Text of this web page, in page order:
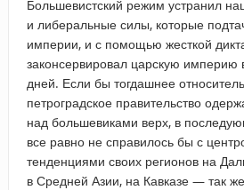
Большевистский режим устранил
и либеральные силы, которые
империи, и с помощью жесткой
законсервировал царскую империю
дней. Если бы тогдашнее
петроградское правительство
над большевиками верх, в
все равно не справилось бы с
тенденциями своих регионов на
в Средней Азии, на Кавказе — так